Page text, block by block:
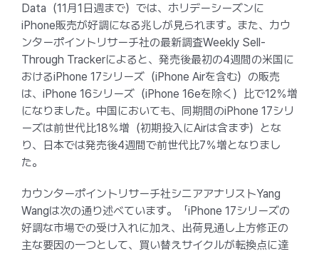
Data（11月1日週まで）では、ホリデーシーズンに
iPhone販売が好調になる兆しが見られます。また、カウ
ンターポイントリサーチ社の最新調査Weekly Sell-
Through Trackerによると、発売後最初の4週間の米国に
おけるiPhone 17シリーズ（iPhone Airを含む）の販売
は、iPhone 16シリーズ（iPhone 16eを除く）比で12％増
になりました。中国においても、同期間のiPhone 17シリ
ーズは前世代比18％増（初期投入にAirは含まず）とな
り、日本では発売後4週間で前世代比7％増となりまし
た。
カウンターポイントリサーチ社シニアアナリストYang
Wangは次の通り述べています。「iPhone 17シリーズの
好調な市場での受け入れに加え、出荷見通し上方修正の
主な要因の一つとして、買い替えサイクルが転換点に達